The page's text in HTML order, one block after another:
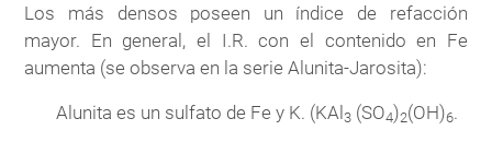
Los más densos poseen un índice de refacción
mayor. En general, el I.R. con el contenido en Fe
aumenta (se observa en la serie Alunita-Jarosita):
Alunita es un sulfato de Fe y K. (KAl3(SO4)2(OH)6.